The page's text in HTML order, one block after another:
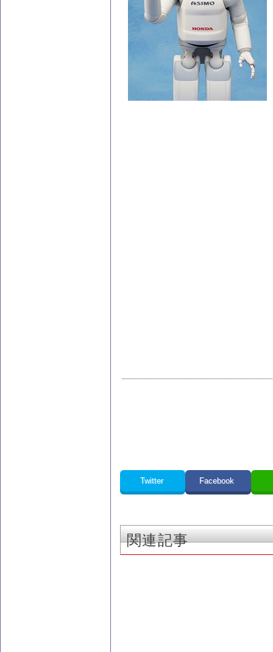
Twitter Facebook
関連記事